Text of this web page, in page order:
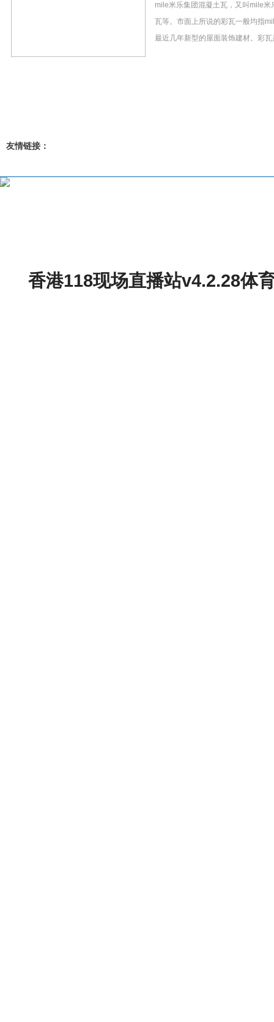
mile米乐集团混凝土瓦，又叫mile米
瓦等。市面上所说的彩瓦一般均指
最近几年新型的屋面装饰建材。彩
友情链接：
香港118现场直播站v4.2.28体